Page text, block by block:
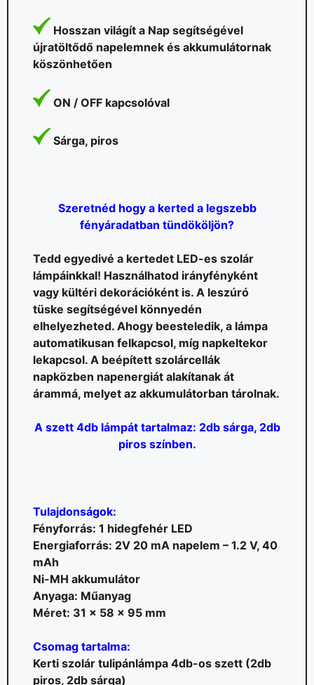
Hosszan világít a Nap segítségével
újratöltődő napelemnek és akkumulátornak
köszönhetően
ON / OFF kapcsolóval
Sárga, piros
Szeretnéd hogy a kerted a legszebb
fényáradatban tündököljön?
Tedd egyedivé a kertedet LED-es szolár
lámpáinkkal! Használhatod irányfényként
vagy kültéri dekorációként is. A leszúró
tüske segítségével könnyedén
elhelyezheted. Ahogy beesteledik, a lámpa
automatikusan felkapcsol, míg napkeltekor
lekapcsol. A beépített szolárcellák
napközben napenergiát alakítanak át
árammá, melyet az akkumulátorban tárolnak.
A szett 4db lámpát tartalmaz: 2db sárga, 2db
piros színben.
Tulajdonságok:
Fényforrás: 1 hidegfehér LED
Energiaforrás: 2V 20 mA napelem – 1.2 V, 40
mAh
Ni-MH akkumulátor
Anyaga: Műanyag
Méret: 31 x 58 x 95 mm
Csomag tartalma:
Kerti szolár tulipánlámpa 4db-os szett (2db
piros, 2db sárga)